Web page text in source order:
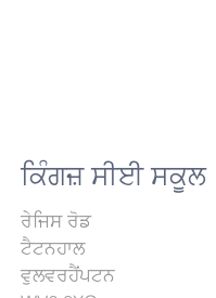
ਕਿੰਗਜ਼ ਸੀਈ ਸਕੂਲ
ਰੇਜਿਸ ਰੋਡ
ਟੈਟਨਹਾਲ
ਵੁਲਵਰਹੈਂਪਟਨ